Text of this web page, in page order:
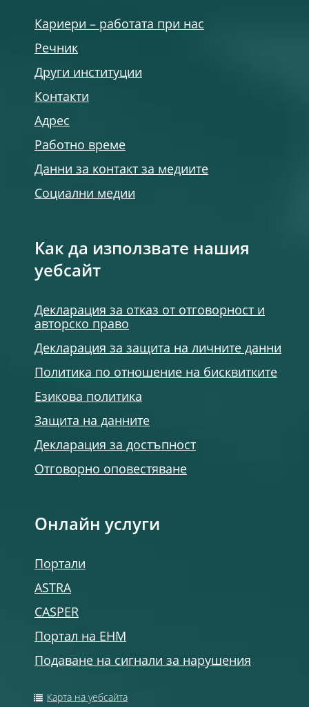
Кариери – работата при нас
Речник
Други институции
Контакти
Адрес
Работно време
Данни за контакт за медиите
Социални медии
Как да използвате нашия
уебсайт
Декларация за отказ от отговорност и
авторско право
Декларация за защита на личните данни
Политика по отношение на бисквитките
Езикова политика
Защита на данните
Декларация за достъпност
Отговорно оповестяване
Онлайн услуги
Портали
ASTRA
CASPER
Портал на ЕНМ
Подаване на сигнали за нарушения
Карта на уебсайта